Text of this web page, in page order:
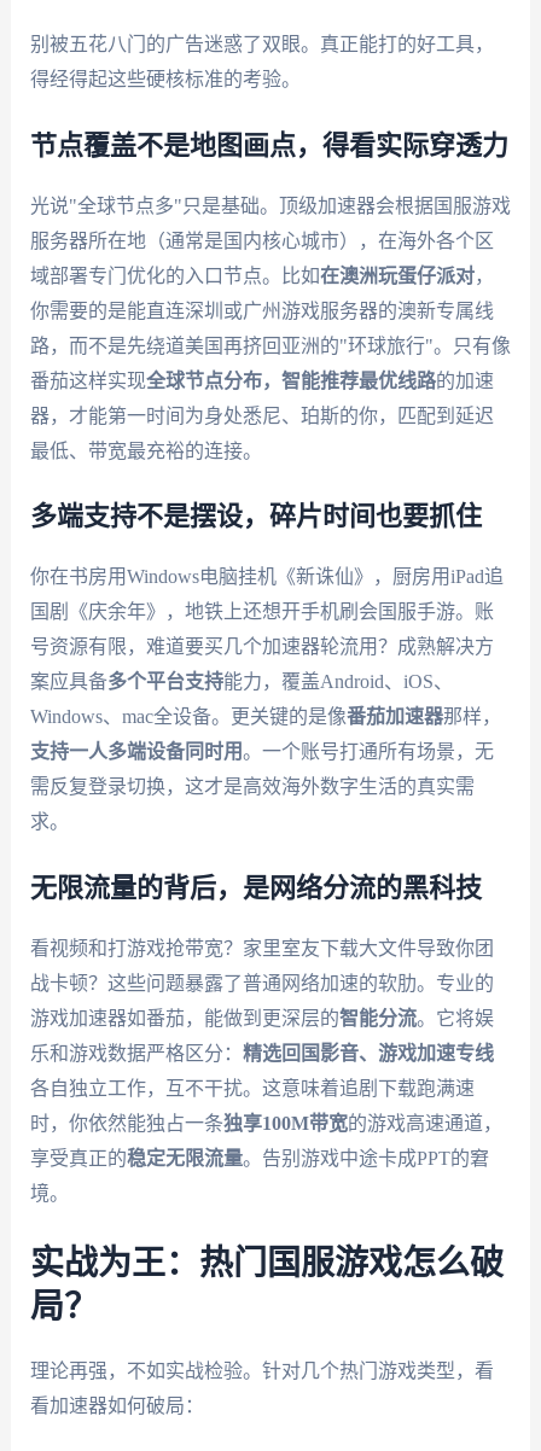
别被五花八门的广告迷惑了双眼。真正能打的好工具，
得经得起这些硬核标准的考验。
节点覆盖不是地图画点，得看实际穿透力
光说"全球节点多"只是基础。顶级加速器会根据国服游戏
服务器所在地（通常是国内核心城市），在海外各个区
域部署专门优化的入口节点。比如在澳洲玩蛋仔派对，
你需要的是能直连深圳或广州游戏服务器的澳新专属线
路，而不是先绕道美国再挤回亚洲的"环球旅行"。只有像
番茄这样实现全球节点分布，智能推荐最优线路的加速
器，才能第一时间为身处悉尼、珀斯的你，匹配到延迟
最低、带宽最充裕的连接。
多端支持不是摆设，碎片时间也要抓住
你在书房用Windows电脑挂机《新诛仙》，厨房用iPad追
国剧《庆余年》，地铁上还想开手机刷会国服手游。账
号资源有限，难道要买几个加速器轮流用？成熟解决方
案应具备多个平台支持能力，覆盖Android、iOS、
Windows、mac全设备。更关键的是像番茄加速器那样，
支持一人多端设备同时用。一个账号打通所有场景，无
需反复登录切换，这才是高效海外数字生活的真实需
求。
无限流量的背后，是网络分流的黑科技
看视频和打游戏抢带宽？家里室友下载大文件导致你团
战卡顿？这些问题暴露了普通网络加速的软肋。专业的
游戏加速器如番茄，能做到更深层的智能分流。它将娱
乐和游戏数据严格区分： 精选回国影音、游戏加速专线
各自独立工作，互不干扰。这意味着追剧下载跑满速
时，你依然能独占一条独享100M带宽的游戏高速通道，
享受真正的稳定无限流量。告别游戏中途卡成PPT的窘
境。
实战为王：热门国服游戏怎么破
局？
理论再强，不如实战检验。针对几个热门游戏类型，看
看加速器如何破局：